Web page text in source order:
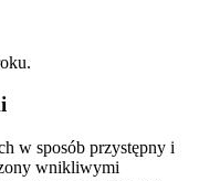
w sposób przystępny i
wnikliwymi